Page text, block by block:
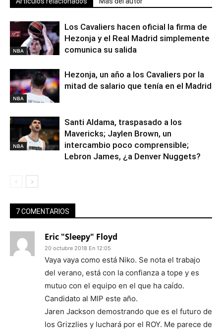
NBA
Los Cavaliers hacen oficial la firma de
Hezonja y el Real Madrid simplemente
comunica su salida
NBA
Hezonja, un año a los Cavaliers por la
mitad de salario que tenía en el Madrid
NBA
Santi Aldama, traspasado a los
Mavericks; Jaylen Brown, un
intercambio poco comprensible;
Lebron James, ¿a Denver Nuggets?
7 COMENTARIOS
Eric "Sleepy" Floyd
20 octubre 2018 En 12:05
Vaya vaya como está Niko. Se nota el trabajo
del verano, está con la confianza a tope y es
mutuo con el equipo en el que ha caído.
Candidato al MIP este año.
Jaren Jackson demostrando que es el futuro de
los Grizzlies y luchará por el ROY. Me parece de